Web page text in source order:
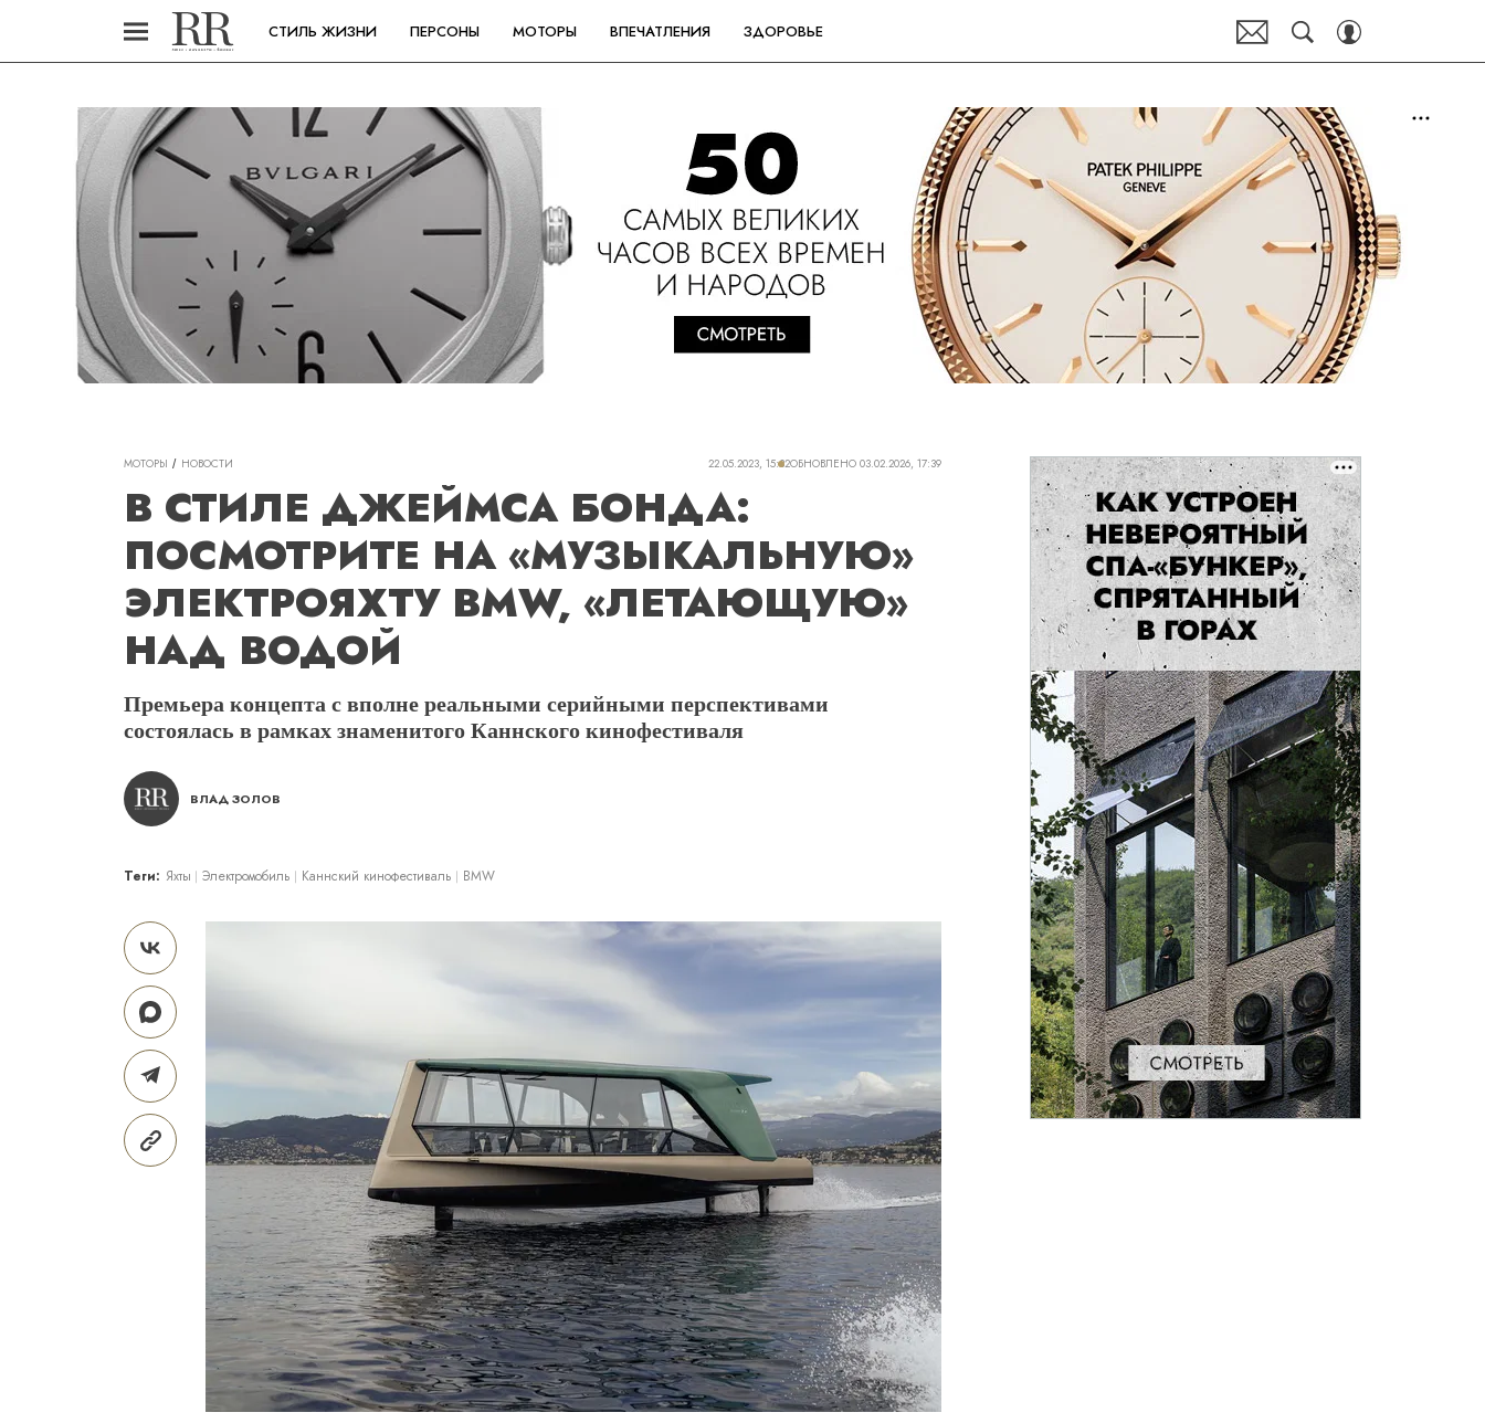
СТИЛЬ ЖИЗНИ ПЕРСОНЫ МОТОРЫ ВПЕЧАТЛЕНИЯ ЗДОРОВЬЕ
МОТОРЫ НОВОСТИ 22.05.2023, 15:32ОБНОВЛЕНО 03.02.2026, 17:39
В СТИЛЕ ДЖЕЙМСА БОНДА:
ПОСМОТРИТЕ НА «МУЗЫКАЛЬНУЮ»
ЭЛЕКТРОЯХТУ BMW, «ЛЕТАЮЩУЮ»
НАД ВОДОЙ
Премьера концепта с вполне реальными серийными перспективами
состоялась в рамках знаменитого Каннского кинофестиваля
ВЛАД ЗОЛОВ
Теги: Яхты Электромобиль Каннский кинофестиваль BMW